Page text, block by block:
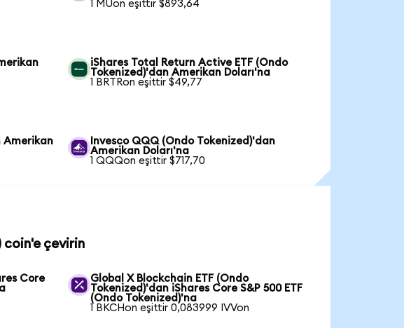
1 MUon eşittir $893,64
iShares Total Return Active ETF (Ondo
Tokenized)'dan Amerikan Doları'na
1 BRTRon eşittir $49,77
Amerikan
Invesco QQQ (Ondo Tokenized)'dan
Amerikan Doları'na
1 QQQon eşittir $717,70
coin'e çevirin
Core
Global X Blockchain ETF (Ondo
Tokenized)'dan iShares Core S&P 500 ETF
(Ondo Tokenized)'na
1 BKCHon eşittir 0,083999 IVVon